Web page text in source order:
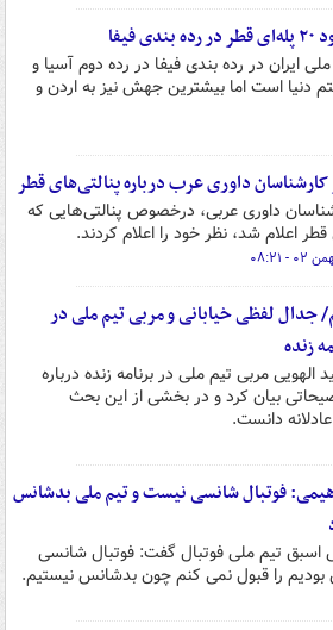
فیفا
ایران در رده بندی فیفا در رده دوم آسیا و
دنیا است اما بیشترین جهش نیز به اردن و
داوری عرب درباره پنالتی‌های قطر
داوری عربی، درخصوص پنالتی‌هایی که
قطر اعلام شد، نظر خود را اعلام کردند.
جدال لفظی خیابانی و مربی تیم ملی در
زنده
الهویی مربی تیم ملی در برنامه زنده درباره
بیان کرد و در بخشی از این بحث
دانست.
فوتبال شانسی نیست و تیم ملی بدشانس
اسبق تیم ملی فوتبال گفت: فوتبال شانسی
را قبول نمی کنم چون بدشانس نیستیم.